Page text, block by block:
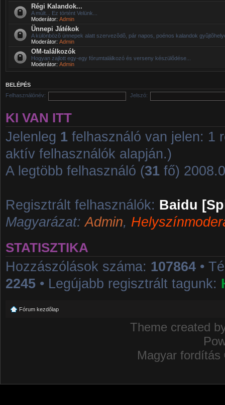
Régi Kalandok...
A múlt... Ez történt Velünk...
Moderátor: Admin
Ünnepi Játékok
A különbözõ ünnepek alatt szervezõdõ, pár napos, poénos kalandok
Moderátor: Admin
OM-találkozók
Hogyan zajlott egy-egy fórumtalálkozó és verseny készülődése...
Moderátor: Admin
BELÉPÉS
Felhasználónév:
Jelszó:
KI VAN ITT
Jelenleg 1 felhasználó van jelen: 1
aktív felhasználók alapján.)
A legtöbb felhasználó (31 fő)
Regisztrált felhasználók: Baidu
Magyarázat:Admin,
STATISZTIKA
Hozzászólások száma: 107864 •
2245 • Legújabb regisztrált tagunk:
Fórum kezdőlap
Theme created
Magyar